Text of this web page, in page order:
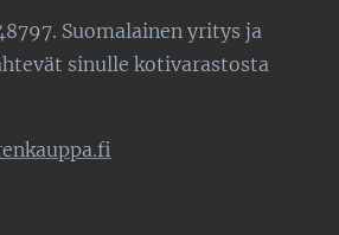
Suomalainen yritys ja
sinulle kotivarastosta